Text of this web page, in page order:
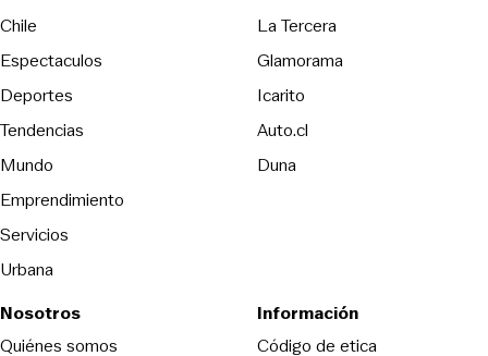
Chile
Espectaculos
Deportes
Tendencias
Mundo
Emprendimiento
Servicios
Urbana
La TerceraOpens in new
Glamorama
Icarito
Auto.cl
DunaOpens in new window
Nosotros
Quiénes somos
Información
Código de eticaOpens in new